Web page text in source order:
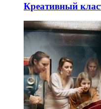
Креативный